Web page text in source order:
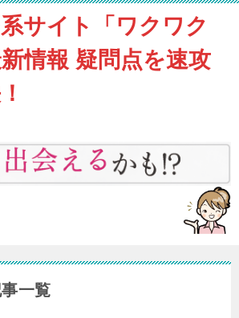
サイト「ワクワク
情報 疑問点を速攻
事一覧